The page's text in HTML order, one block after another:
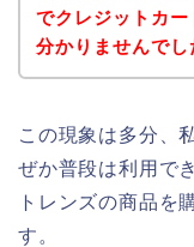
でクレジットカー
分かりませんでし
この現象は多分、
ぜか普段は利用で
トレンズの商品を
す。